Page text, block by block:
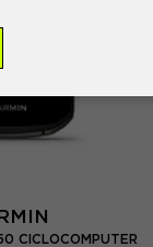
CICLOCOMPUTER